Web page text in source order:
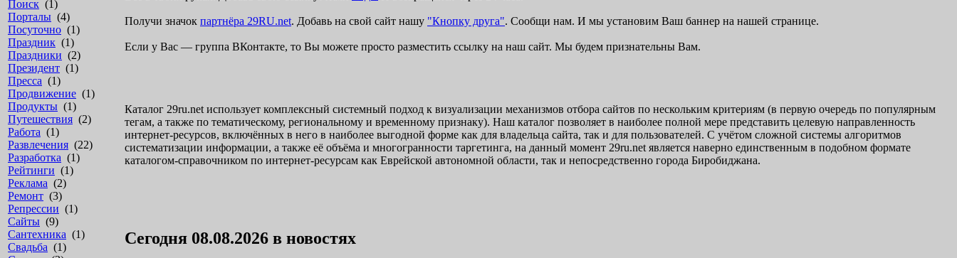
Поиск (1)
Порталы (4)
Посуточно (1)
Праздник (1)
Праздники (2)
Президент (1)
Пресса (1)
Продвижение (1)
Продукты (1)
Путешествия (2)
Работа (1)
Развлечения (22)
Разработка (1)
Рейтинги (1)
Реклама (2)
Ремонт (3)
Репрессии (1)
Сайты (9)
Сантехника (1)
Свадьба (1)
Получи значок партнёра 29RU.net. Добавь на свой сайт нашу "Кнопку друга". Сообщи нам. И мы установим Ваш баннер на нашей странице.
Если у Вас — группа ВКонтакте, то Вы можете просто разместить ссылку на наш сайт. Мы будем признательны Вам.
Каталог 29ru.net использует комплексный системный подход к визуализации механизмов отбора сайтов по нескольким критериям (в первую очередь по популярным
тегам, а также по тематическому, региональному и временному признаку). Наш каталог позволяет в наиболее полной мере представить целевую направленность
интернет-ресурсов, включённых в него в наиболее выгодной форме как для владельца сайта, так и для пользователей. С учётом сложной системы алгоритмов
систематизации информации, а также её объёма и многогранности таргетинга, на данный момент 29ru.net является наверно единственным в подобном формате
каталогом-справочником по интернет-ресурсам как Еврейской автономной области, так и непосредственно города Биробиджана.
Сегодня 08.08.2026 в новостях